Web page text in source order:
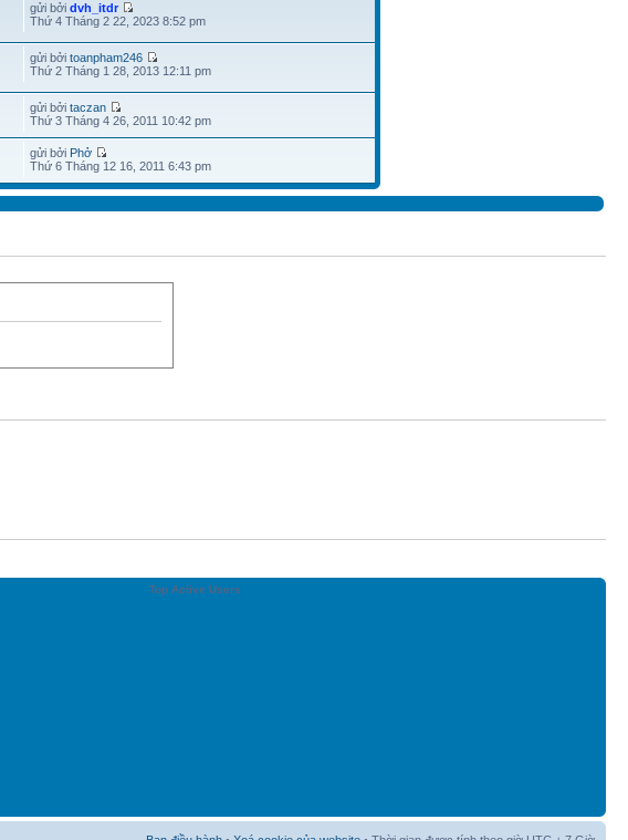
gửi bởidvh_itdr
Thứ 4 Tháng 2 22, 2023 8:52 pm
gửi bởitoanpham246
Thứ 2 Tháng 1 28, 2013 12:11 pm
gửi bởitaczan
Thứ 3 Tháng 4 26, 2011 10:42 pm
gửi bởi Phở
Thứ 6 Tháng 12 16, 2011 6:43 pm
Top Active Users